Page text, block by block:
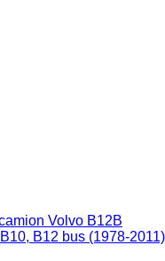
Volvo B12B
B12 bus (1978-2011)